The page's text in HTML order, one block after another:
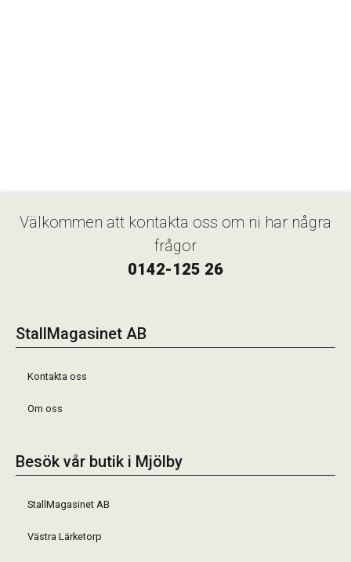
Välkommen att kontakta oss om ni har några
frågor
0142-125 26
StallMagasinet AB
Kontakta oss
Om oss
Besök vår butik i Mjölby
StallMagasinet AB
Västra Lärketorp